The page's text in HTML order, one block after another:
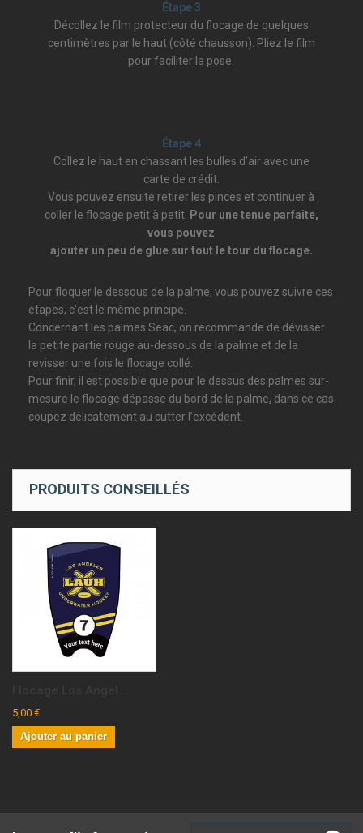
Étape 3
Décollez le film protecteur du flocage de quelques
centimètres par le haut (côté chausson). Pliez le film
pour faciliter la pose.
Étape 4
Collez le haut en chassant les bulles d’air avec une
carte de crédit.
Vous pouvez ensuite retirer les pinces et continuer à
coller le flocage petit à petit. Pour une tenue parfaite,
vous pouvez
ajouter un peu de glue sur tout le tour du flocage.
Pour floquer le dessous de la palme, vous pouvez suivre ces
étapes, c’est le même principe.
Concernant les palmes Seac, on recommande de dévisser
la petite partie rouge au-dessous de la palme et de la
revisser une fois le flocage collé.
Pour finir, il est possible que pour le dessus des palmes sur-
mesure le flocage dépasse du bord de la palme, dans ce cas
coupez délicatement au cutter l’excédent.
PRODUITS CONSEILLÉS
5,00 €
Ajouter au panier